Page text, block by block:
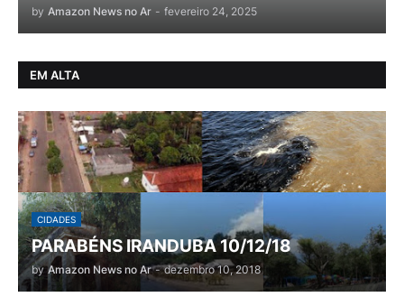
by Amazon News no Ar - fevereiro 24, 2025
EM ALTA
CIDADES
PARABÉNS IRANDUBA 10/12/18
by Amazon News no Ar - dezembro 10, 2018